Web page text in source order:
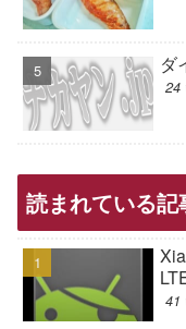
ダ
24
読まれている記
41